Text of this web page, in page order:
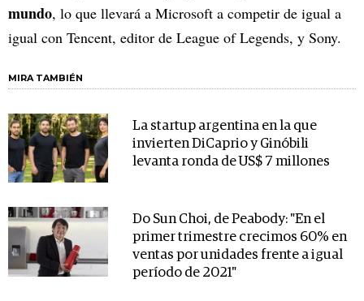
mundo, lo que llevará a Microsoft a competir de igual a
igual con Tencent, editor de League of Legends, y Sony.
MIRA TAMBIÉN
La startup argentina en la que
invierten DiCaprio y Ginóbili
levanta ronda de US$ 7 millones
Do Sun Choi, de Peabody: "En el
primer trimestre crecimos 60% en
ventas por unidades frente a igual
período de 2021"